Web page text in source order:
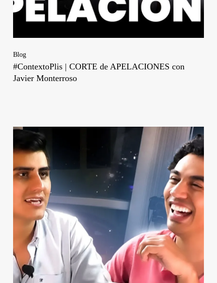
Blog
#ContextoPlis | CORTE de APELACIONES con
Javier Monterroso